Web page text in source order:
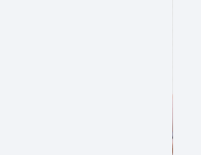
各手机应用市场搜索“创点香氛管
远程控制香氛机运作，方便快
【自定义工作模式】自由设定...